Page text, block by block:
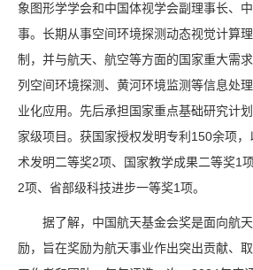
象图形学学会和中国体视学会副理事长、
事。长期从事空间环境探测动态视觉计算
制，并与航天、航空等方面的国家重大需
列空间环境探测、黄河环境监测等信息处
业化应用。先后承担国家重点基础研究计
家级项目。获国家授权发明专利150余项
术发明二等奖2项、国家教学成果二等奖1
2项、省部级科技进步一等奖1项。
据了解，中国航天基金会奖是面向航
励，旨在奖励为航天事业作出突出贡献、